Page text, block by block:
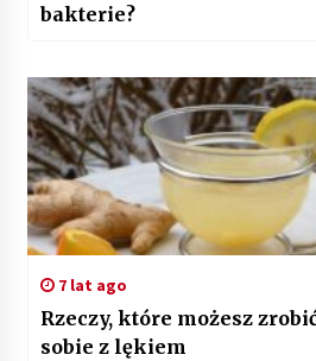
bakterie?
7 lat ago
Rzeczy, które możesz
sobie z lękiem